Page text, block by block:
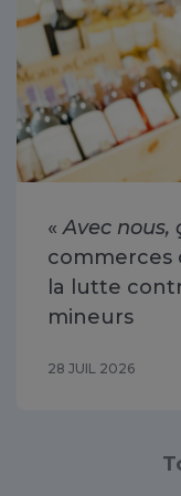
«Avec nous,
commerces
la lutte
mineurs
28 JUIL 2026